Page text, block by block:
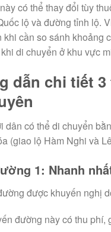
có thể thay đổi tùy
lộ và đường tỉnh lộ.
khi cần so sánh khoảng
khi di chuyển ở khu vực
dẫn chi tiết
dân có thể di chuyển
(giao lộ Hàm Nghi và
1: Nhanh
được khuyến nghị
đường này có thu phí,